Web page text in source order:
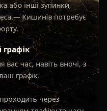
або інші зупинки,
— Кишинів потребує
графік
вас час, навіть вночі, з
графік.
через